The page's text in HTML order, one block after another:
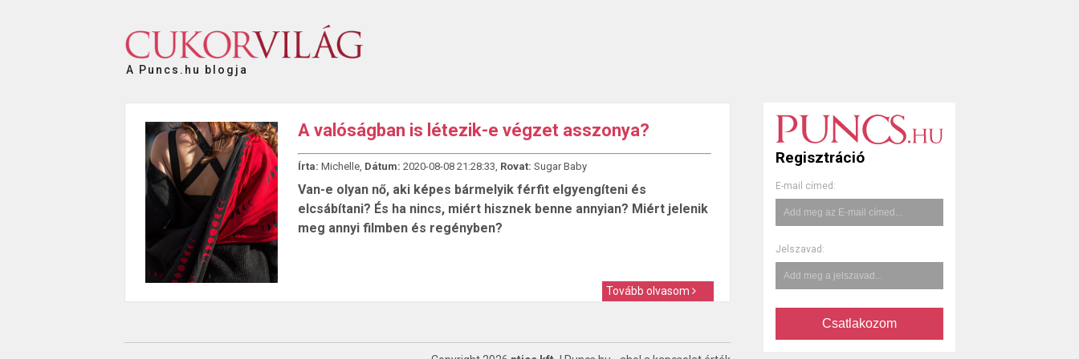
Regisztráció
E-mail címed:
Jelszavad:
Csatlakozom
A Puncs.hu blogja
A valóságban is létezik-e végzet asszonya?
Írta: Michelle, Dátum: 2020-08-08 21:28:33, Rovat: Sugar Baby
Van-e olyan nő, aki képes bármelyik férfit elgyengíteni és
elcsábítani? És ha nincs, miért hisznek benne annyian? Miért jelenik
meg annyi filmben és regényben?
Tovább olvasom